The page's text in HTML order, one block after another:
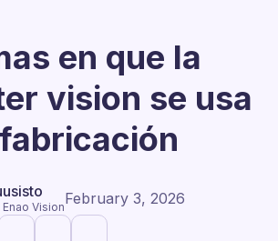
en que la
vision se usa
Enao VisionFebruary 3, 2026